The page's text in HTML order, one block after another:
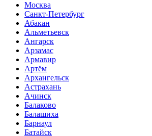
Москва
Санкт-Петербург
Абакан
Альметьевск
Ангарск
Арзамас
Армавир
Артём
Архангельск
Астрахань
Ачинск
Балаково
Балашиха
Барнаул
Батайск